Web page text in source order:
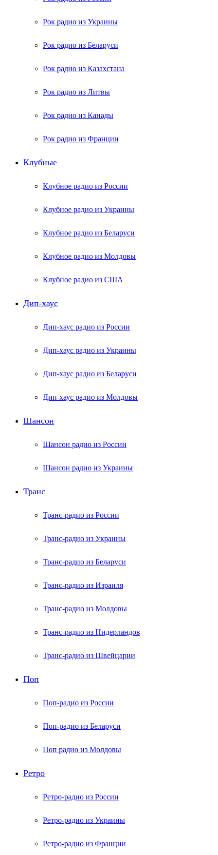
Рок радио из Украины
Рок радио из Беларуси
Рок радио из Казахстана
Рок радио из Литвы
Рок радио из Канады
Рок радио из Франции
Клубные
Клубное радио из России
Клубное радио из Украины
Клубное радио из Беларуси
Клубное радио из Молдовы
Клубное радио из США
Дип-хаус
Дип-хаус радио из России
Дип-хаус радио из Украины
Дип-хаус радио из Беларуси
Дип-хаус радио из Молдовы
Шансон
Шансон радио из России
Шансон радио из Украины
Транс
Транс-радио из России
Транс-радио из Украины
Транс-радио из Беларуси
Транс-радио из Израиля
Транс-радио из Молдовы
Транс-радио из Нидерландов
Транс-радио из Швейцарии
Поп
Поп-радио из России
Поп-радио из Беларуси
Поп радио из Молдовы
Ретро
Ретро-радио из России
Ретро-радио из Украины
Ретро-радио из Франции